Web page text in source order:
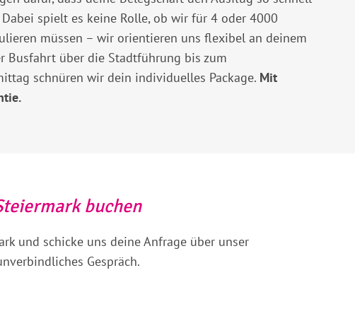
spielt es keine Rolle, ob wir für 4 oder 4000
müssen – wir orientieren uns flexibel an deinem
Busfahrt über die Stadtführung bis zum
schnüren wir dein individuelles Package. Mit
buchen
und schicke uns deine Anfrage über unser
Gespräch.